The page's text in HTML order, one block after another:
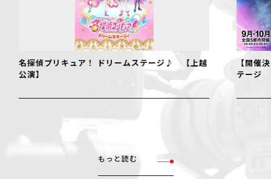
名探偵プリキュア！ ドリームステージ♪ 【上越
公演】
【開催
テージ
もっと読む